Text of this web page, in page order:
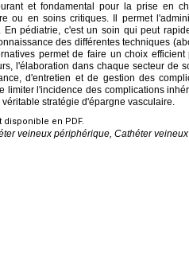
et fondamental pour la prise en
ou en soins critiques. Il permet
En pédiatrie, c'est un soin qui peut
des différentes techniques
permet de faire un choix
l'élaboration dans chaque secteur de
d'entretien et de gestion des
limiter l'incidence des complications
stratégie d'épargne vasculaire.
disponible en PDF.
veineux périphérique, Cathéter